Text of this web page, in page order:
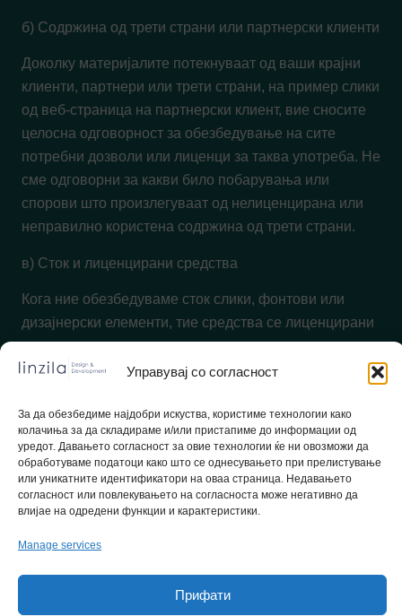
Управувај со согласност
За да обезбедиме најдобри искуства, користиме технологии како
колачиња за да складираме и/или пристапиме до информации од
уредот. Давањето согласност за овие технологии ќе ни овозможи да
обработуваме податоци како што се однесувањето при прелистување
или уникатните идентификатори на оваа страница. Недавањето
согласност или повлекувањето на согласноста може негативно да
влијае на одредени функции и карактеристики.
Manage services
Прифати
б) Содржина од трети страни или партнерски клиенти
Доколку материјалите потекнуваат од ваши крајни
клиенти, партнери или трети страни, на пример слики
од веб-страница на партнерски клиент, вие сносите
целосна одговорност за обезбедување на сите
потребни дозволи или лиценци за таква употреба. Не
сме одговорни за какви било побарувања или
спорови што произлегуваат од нелиценцирана или
неправилно користена содржина од трети страни.
в) Сток и лиценцирани средства
Кога ние обезбедуваме сток слики, фонтови или
дизајнерски елементи, тие средства се лиценцирани
согласно нивните соодветни услови од трети
даватели. Освен ако не е поинаку наведено во
конкретниот проект и не смеат да се користат
повторно за други цели. Вие сте одговорни да ги
одржувате или обновувате таквите лиценци по
испораката на проектот доколку е потребна
понатамошна употреба.
г) Побарувања за авторско право и обештетување
одговорност Линзила за сите побарувања, штети или